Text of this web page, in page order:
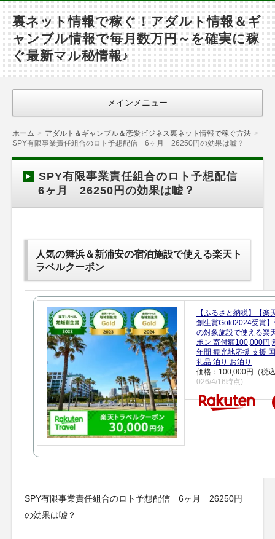
裏ネット情報で稼ぐ！アダルト情報＆ギ
ャンブル情報で毎月数万円～を確実に稼
ぐ最新マル秘情報♪
メインメニュー
ホーム
アダルト＆ギャンブル＆恋愛ビジネス裏ネット情報で稼ぐ方法
SPY有限事業責任組合のロト予想配信 6ヶ月 26250円の効果は嘘？
SPY有限事業責任組合のロト予想配信
6ヶ月 26250円の効果は嘘？
人気の舞浜＆新浦安の宿泊施設で使える楽天ト
ラベルクーポン
【ふるさと納税】【楽
創生賞Gold2024受賞
の対象施設で使える楽
ポン 寄付額100,000円|
年間 観光地応援 支援
礼品 泊り お泊り
価格：100,000円（税
026/4/16時点)
SPY有限事業責任組合のロト予想配信 6ヶ月 26250円
の効果は嘘？